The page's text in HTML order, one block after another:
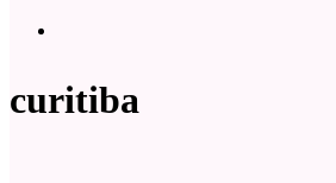
curitiba